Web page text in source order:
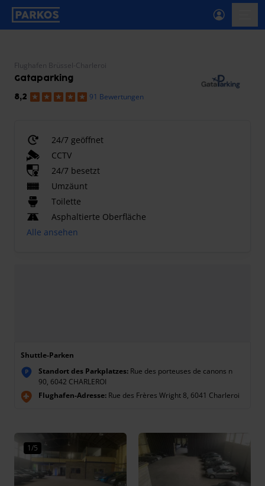
beschriftung-für-primäre-navigation
Flughafen Brüssel-Charleroi
Gataparking
8,2 91 Bewertungen
24/7 geöffnet
CCTV
24/7 besetzt
Umzäunt
Toilette
Asphaltierte Oberfläche
Alle ansehen
Shuttle-Parken
P Standort des Parkplatzes: Rue des porteuses de canons n
90, 6042 CHARLEROI
Flughafen-Adresse: Rue des Frères Wright 8, 6041 Charleroi
1/5